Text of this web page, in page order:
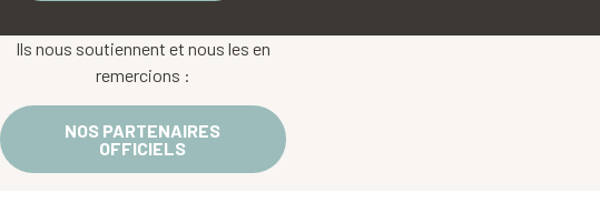
Ils nous soutiennent et nous les en
remercions :
NOS PARTENAIRES
OFFICIELS